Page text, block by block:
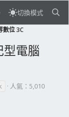
切換模式
位 3C
型電腦
人氣：5,010